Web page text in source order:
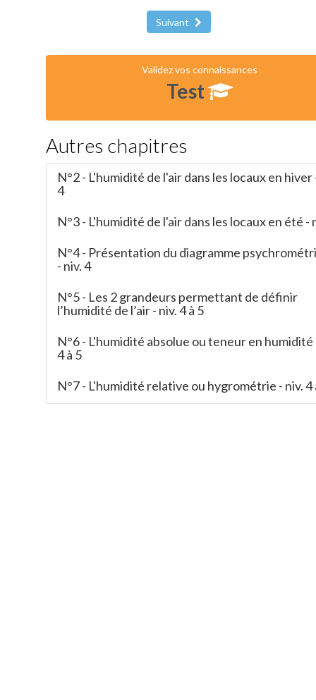
Suivant
Validez vos connaissances
Test
Autres chapitres
N°2 - L'humidité de l'air dans les locaux en hiver
4
N°3 - L'humidité de l'air dans les locaux en été -
N°4 - Présentation du diagramme
- niv. 4
N°5 - Les 2 grandeurs permettant de définir
l’humidité de l’air - niv. 4 à 5
N°6 - L'humidité absolue ou teneur en humidité
4 à 5
N°7 - L'humidité relative ou hygrométrie - niv. 4